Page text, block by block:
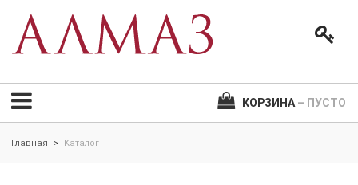
КОРЗИНА – ПУСТО
Главная > Каталог